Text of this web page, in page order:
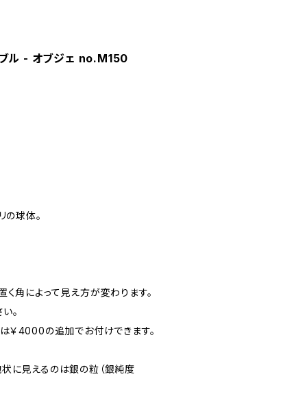
ル - オブジェ no.M150
の球体。
角によって見え方が変わります。
。
￥4000の追加でお付けできます。
に見えるのは銀の粒（銀純度